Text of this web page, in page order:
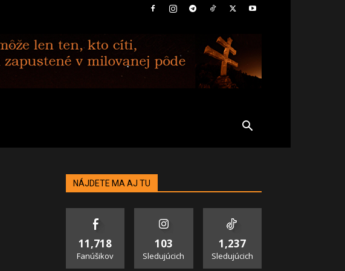
NÁJDETE MA AJ TU
11,718
Fanúšikov
103
Sledujúcich
1,237
Sledujúcich